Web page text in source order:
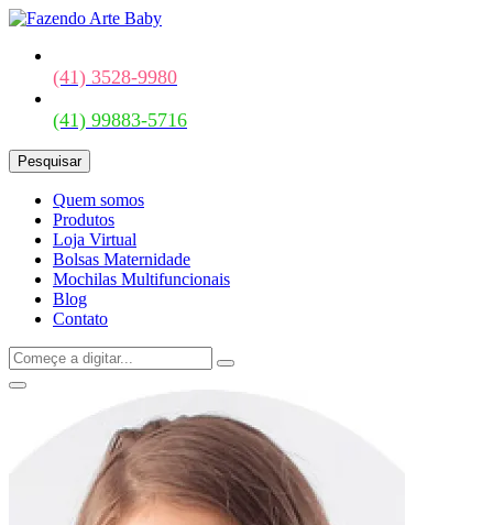
(41) 3528-9980
(41) 99883-5716
Pesquisar
Quem somos
Produtos
Loja Virtual
Bolsas Maternidade
Mochilas Multifuncionais
Blog
Contato